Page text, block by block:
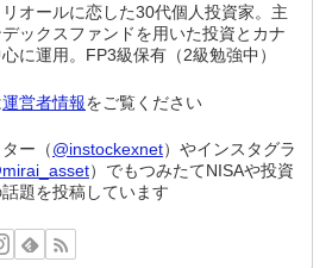
オールに恋した30代個人投資家。主
ックスファンドを用いた投資とカナ
に運用。FP3級保有（2級勉強中）
運営者情報をご覧ください
ー（@instockexnet）やインスタグラ
）でもつみたてNISAや投資
題を投稿しています